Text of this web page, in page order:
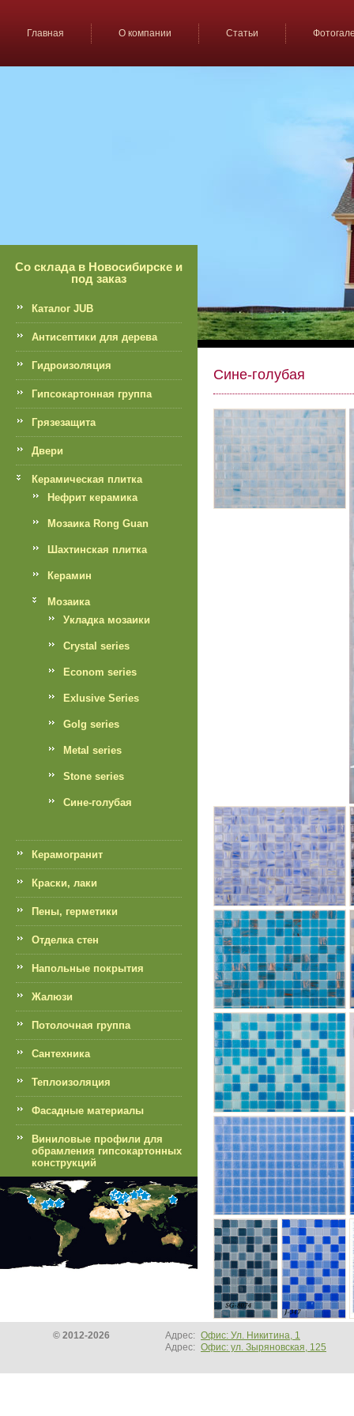
Главная О компании Статьи
Со склада в Новосибирске и
под заказ
Каталог JUB
Антисептики для дерева
Гидроизоляция
Гипсокартонная группа
Грязезащита
Двери
Керамическая плитка
Нефрит керамика
Мозаика Rong Guan
Шахтинская плитка
Керамин
Мозаика
Укладка мозаики
Crystal series
Econom series
Exlusive Series
Golg series
Metal series
Stone series
Сине-голубая
Керамогранит
Краски, лаки
Пены, герметики
Отделка стен
Напольные покрытия
Жалюзи
Потолочная группа
Сантехника
Теплоизоляция
Фасадные материалы
Виниловые профили для
обрамления гипсокартонных
конструкций
Сине-голубая
© 2012-2026 Адрес: Офис: Ул. Никитина, 1
Адрес: Офис: ул. Зыряновская, 125